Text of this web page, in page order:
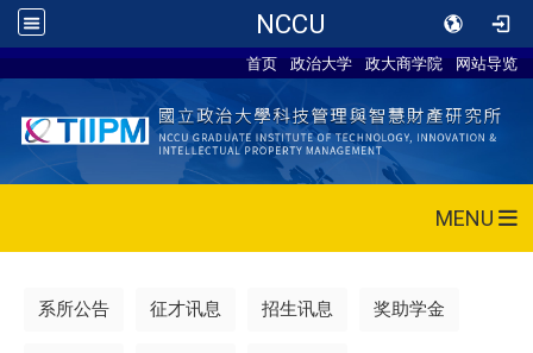
NCCU
首页 政治大学 政大商学院 网站导览
MENU
系所公告 征才讯息 招生讯息 奖助学金